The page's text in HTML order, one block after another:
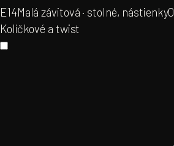
E14Malá závitová · stolné, nástienky0
Kolíčkové a twist